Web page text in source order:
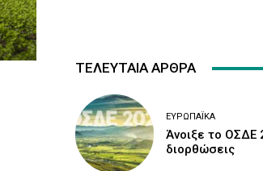
ΤΕΛΕΥΤΑΙΑ ΑΡΘΡΑ
ΕΥΡΩΠΑΪΚΆ
Άνοιξε το ΟΣΔΕ
διορθώσεις